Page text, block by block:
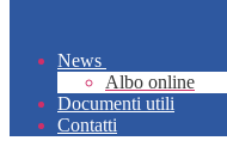
News
Albo online
Documenti utili
Contatti